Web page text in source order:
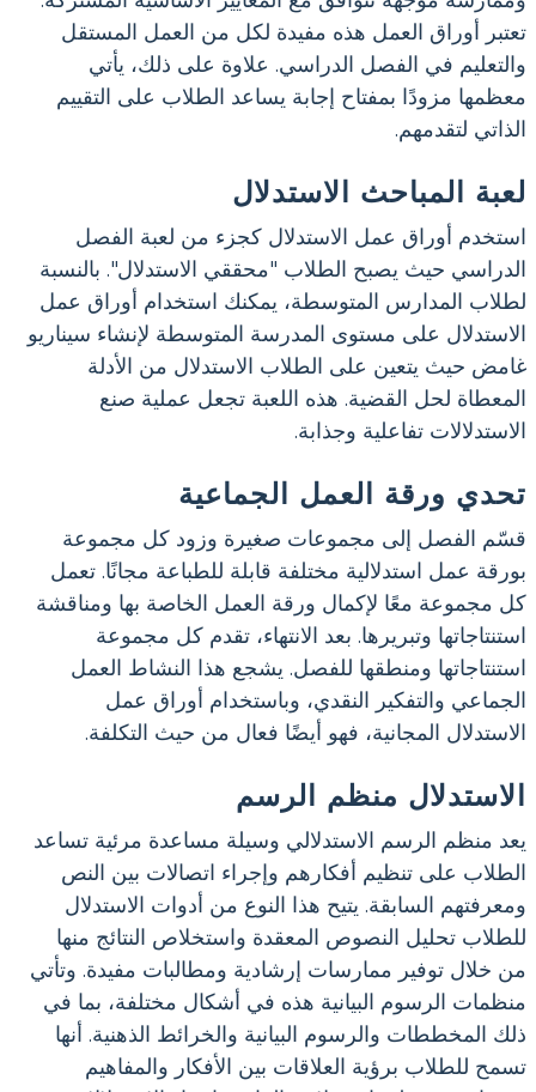
تعتبر أوراق العمل هذه مفيدة لكل من العمل المستقل
والتعليم في الفصل الدراسي. علاوة على ذلك، يأتي
معظمها مزودًا بمفتاح إجابة يساعد الطلاب على التقييم
الذاتي لتقدمهم.
لعبة المباحث الاستدلال
استخدم أوراق عمل الاستدلال كجزء من لعبة الفصل
الدراسي حيث يصبح الطلاب "محققي الاستدلال". بالنسبة
لطلاب المدارس المتوسطة، يمكنك استخدام أوراق عمل
الاستدلال على مستوى المدرسة المتوسطة لإنشاء سيناريو
غامض حيث يتعين على الطلاب الاستدلال من الأدلة
المعطاة لحل القضية. هذه اللعبة تجعل عملية صنع
الاستدلالات تفاعلية وجذابة.
تحدي ورقة العمل الجماعية
قسّم الفصل إلى مجموعات صغيرة وزود كل مجموعة
بورقة عمل استدلالية مختلفة قابلة للطباعة مجانًا. تعمل
كل مجموعة معًا لإكمال ورقة العمل الخاصة بها ومناقشة
استنتاجاتها وتبريرها. بعد الانتهاء، تقدم كل مجموعة
استنتاجاتها ومنطقها للفصل. يشجع هذا النشاط العمل
الجماعي والتفكير النقدي، وباستخدام أوراق عمل
الاستدلال المجانية، فهو أيضًا فعال من حيث التكلفة.
الاستدلال منظم الرسم
يعد منظم الرسم الاستدلالي وسيلة مساعدة مرئية تساعد
الطلاب على تنظيم أفكارهم وإجراء اتصالات بين النص
ومعرفتهم السابقة. يتيح هذا النوع من أدوات الاستدلال
للطلاب تحليل النصوص المعقدة واستخلاص النتائج منها
من خلال توفير ممارسات إرشادية ومطالبات مفيدة. وتأتي
منظمات الرسوم البيانية هذه في أشكال مختلفة، بما في
ذلك المخططات والرسوم البيانية والخرائط الذهنية. أنها
تسمح للطلاب برؤية العلاقات بين الأفكار والمفاهيم